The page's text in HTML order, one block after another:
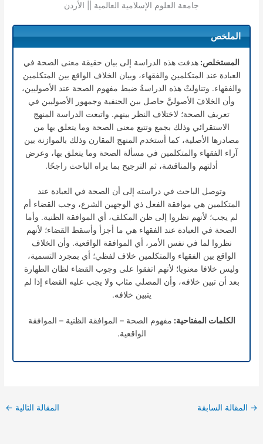
جامعة العلوم الإسلامية العالمية || الأردن
الملخص
المستخلص: هدفت هذه الدراسة إلى بيان حقيقة معنى الصحة في
العبادة عند المتكلمين والفقهاء، وبيان الخلاف الواقع بين المتكلمين
والفقهاء. وتناولتْ هذه الدراسةُ ضبط مفهوم الصحة عند الأصوليين،
وأن الخلافَ الأصوليَّ حاصل بين الحنفية وجمهور الأصوليين في
تعريف الصحة؛ لاختلاف النظر بينهم. واتبعت الدراسة المنهج
الاستقرائي وذلك بجمع وتتبع معنى الصحة وما يتعلق بها من
مصادرها الأصلية، كما أستخدم المنهج المقارن وذلك بالموازنة بين
آراء الفقهاء والمتكلمين في مسألة الصحة وما يتعلق بها، وعرض
أدلتهم والمناقشة، ثم الترجيح بما يراه الباحث راجحًا.
وتوصل الباحث في دراسته إلى أن الصحة في العبادة عند
المتكلمين هي موافقة الفعل ذي الوجهين الشرع، وجب القضاء أم
‏لم يجب؛ لأنهم نظروا إلى ظن المكلف، أي الموافقة الظنية.‏ وأما
الصحة في العبادة عند الفقهاء هي ما أجزأ وأسقط القضاء؛ لأنهم
نظروا لما في نفس الأمر، أي الموافقة الواقعية.‏ وأن الخلاف
الواقع بين الفقهاء والمتكلمين خلاف لفظي؛ أي بمجرد التسمية،
وليس خلافا معنويا؛ لأنهم ‏اتفقوا على وجوب القضاء لظان الطهارة
بعد أن تبين خلافه، وأن المصلي مثاب ولا يجب ‏عليه القضاء إذا لم
يتبين خلافه.‏
الكلمات المفتاحية: مفهوم الصحة – الموافقة الظنية – الموافقة
الواقعية.
→ المقالة السابقة المقالة التالية ←